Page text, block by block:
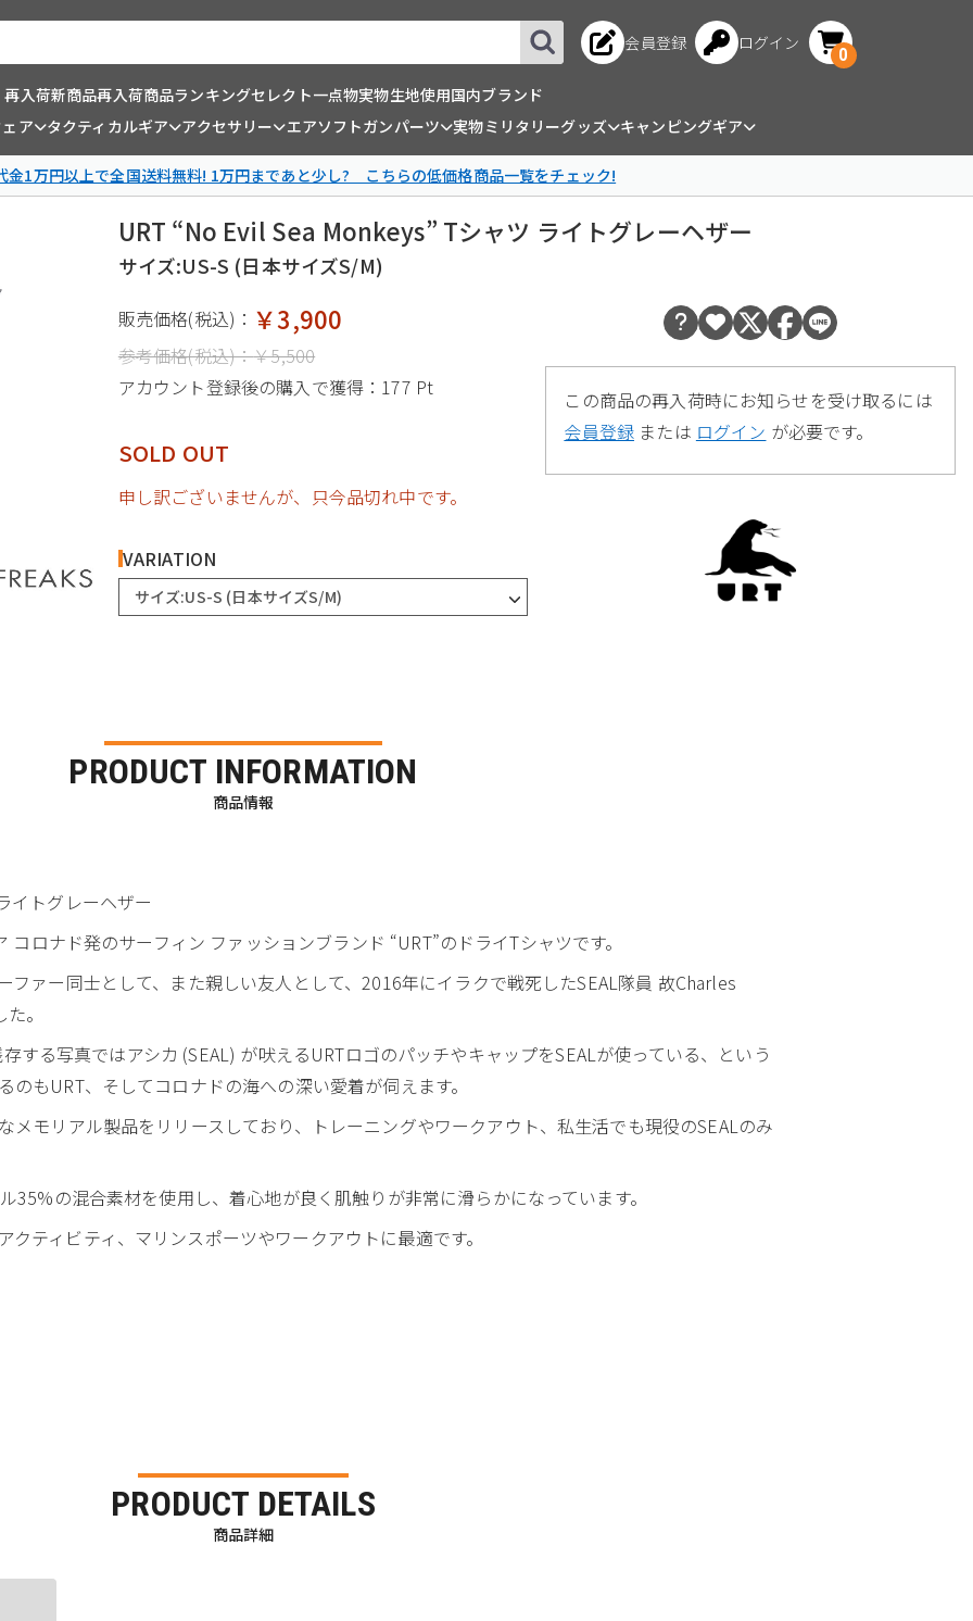
会員登録 ログイン
0
再入荷新商品再入荷商品ランキングセレクト一点物実物生地使用国内ブランド
ア
タクティカルギア アクセサリー エアソフトガンパーツ 実物ミリタリーグッズ キャンピングギア
金1万円以上で全国送料無料! 1万円まであと少し? こちらの低価格商品一覧をチェック!
URT “No Evil Sea Monkeys” Tシャツ ライトグレーヘザー
サイズ:US-S (日本サイズS/M)
販売価格(税込)： ￥3,900
参考価格(税込)：￥5,500
アカウント登録後の購入で獲得： 177 Pt
SOLD OUT
申し訳ございませんが、只今品切れ中です。
VARIATION
サイズ:US-S (日本サイズS/M)
この商品の再入荷時にお知らせを受け取るには
会員登録 または ログイン が必要です。
PRODUCT INFORMATION
商品情報
イトグレーヘザー
ロナド発のサーフィン ファッションブランド “URT”のドライTシャツです。
ファー同士として、また親しい友人として、2016年にイラクで戦死したSEAL隊員 故Charles
。
する写真ではアシカ (SEAL) が吠えるURTロゴのパッチやキャップをSEALが使っている、という
もURT、そしてコロナドの海への深い愛着が伺えます。
メモリアル製品をリリースしており、トレーニングやワークアウト、私生活でも現役のSEALのみ
35%の混合素材を使用し、着心地が良く肌触りが非常に滑らかになっています。
ティビティ、マリンスポーツやワークアウトに最適です。
PRODUCT DETAILS
商品詳細